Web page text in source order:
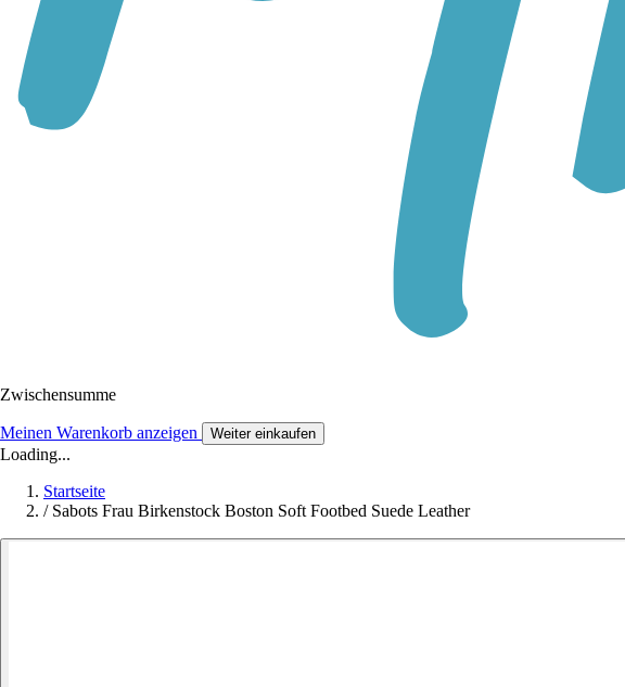
Zwischensumme
Meinen Warenkorb anzeigen Weiter einkaufen
Loading...
Startseite
/ Sabots Frau Birkenstock Boston Soft Footbed Suede Leather